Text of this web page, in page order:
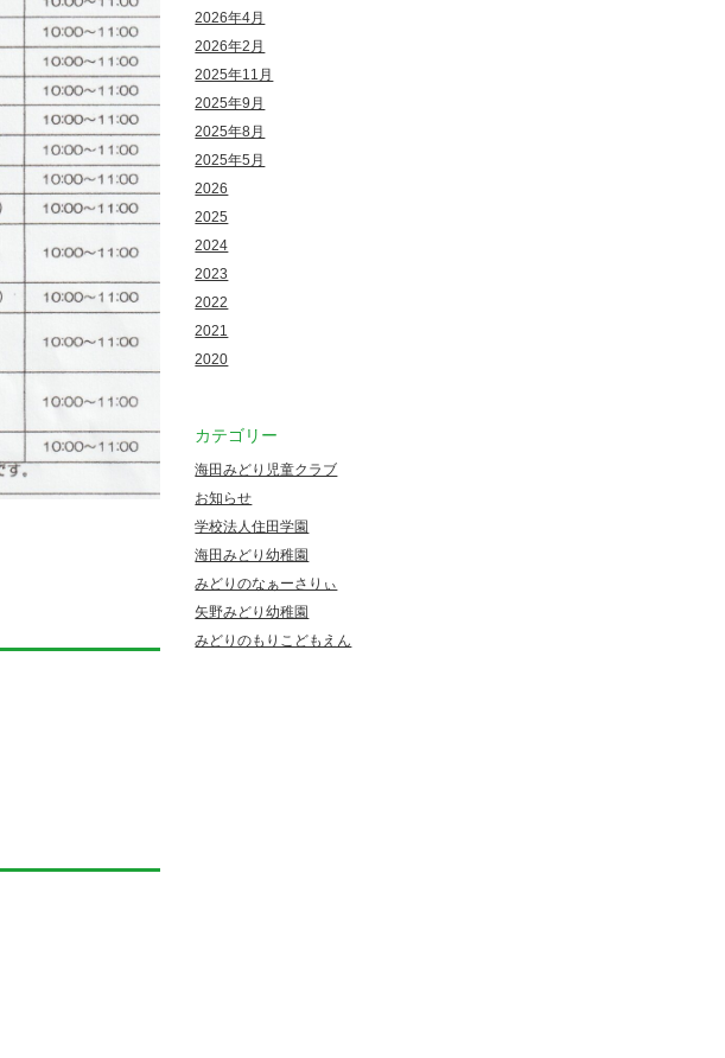
2026年4月
2026年2月
2025年11月
2025年9月
2025年8月
2025年5月
2026
2025
2024
2023
2022
2021
2020
カテゴリー
海田みどり児童クラブ
お知らせ
学校法人住田学園
海田みどり幼稚園
みどりのなぁーさりぃ
矢野みどり幼稚園
みどりのもりこどもえん